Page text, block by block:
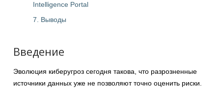
Intelligence Portal
7. Выводы
Введение
Эволюция киберугроз сегодня такова, что разрозненные
источники данных уже не позволяют точно оценить риски.